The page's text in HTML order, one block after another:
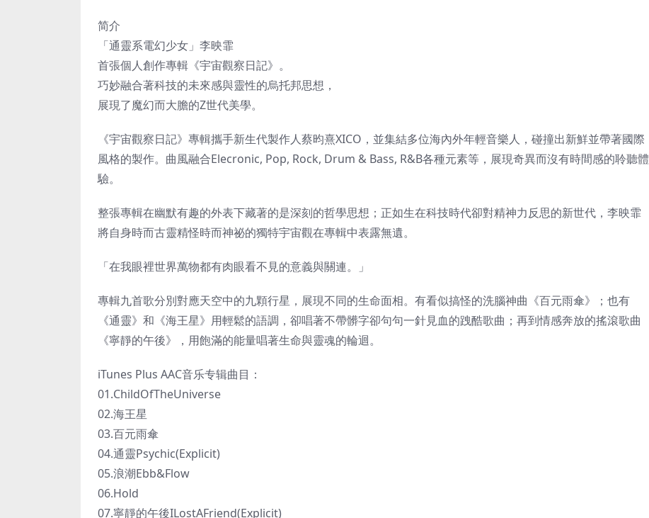
简介
「通靈系電幻少女」李映霏
首張個人創作專輯《宇宙觀察日記》。
巧妙融合著科技的未來感與靈性的烏托邦思想，
展現了魔幻而大膽的Z世代美學。
《宇宙觀察日記》專輯攜手新生代製作人蔡昀熹XICO，並集結多位海內外年輕音樂人，碰撞出新鮮並帶著國際
風格的製作。曲風融合Elecronic, Pop, Rock, Drum & Bass, R&B各種元素等，展現奇異而沒有時間感的聆聽體
驗。
整張專輯在幽默有趣的外表下藏著的是深刻的哲學思想；正如生在科技時代卻對精神力反思的新世代，李映霏
將自身時而古靈精怪時而神祕的獨特宇宙觀在專輯中表露無遺。
「在我眼裡世界萬物都有肉眼看不見的意義與關連。」
專輯九首歌分別對應天空中的九顆行星，展現不同的生命面相。有看似搞怪的洗腦神曲《百元雨傘》；也有
《通靈》和《海王星》用輕鬆的語調，卻唱著不帶髒字卻句句一針見血的跩酷歌曲；再到情感奔放的搖滾歌曲
《寧靜的午後》，用飽滿的能量唱著生命與靈魂的輪迴。
iTunes Plus AAC音乐专辑曲目：
01.ChildOfTheUniverse
02.海王星
03.百元雨傘
04.通靈Psychic(Explicit)
05.浪潮Ebb&Flow
06.Hold
07.寧靜的午後ILostAFriend(Explicit)